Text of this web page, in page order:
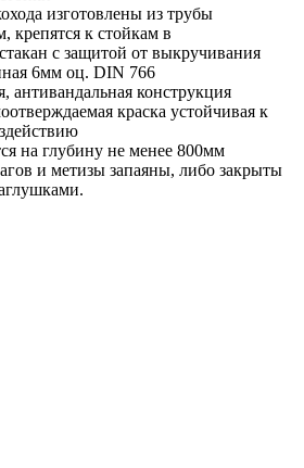
изготовлены из трубы
крепятся к стойкам в
с защитой от выкручивания
6мм оц. DIN 766
антивандальная конструкция
краска устойчивая к
на глубину не менее 800мм
и метизы запаяны, либо закрыты